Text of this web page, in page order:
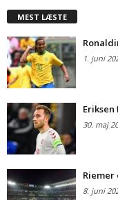
MEST LÆSTE
1. juni
30. maj
Riemer
8. juni